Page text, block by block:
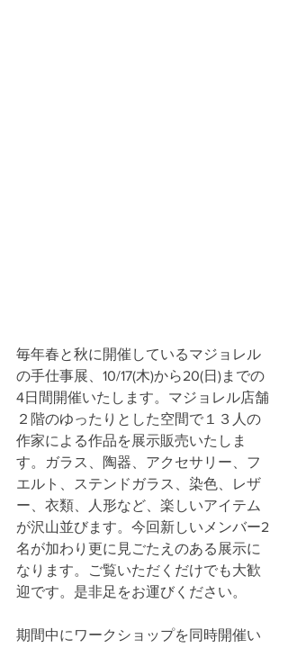
毎年春と秋に開催しているマジョレル
の手仕事展、10/17(木)から20(日)までの
4日間開催いたします。マジョレル店舗
２階のゆったりとした空間で１３人の
作家による作品を展示販売いたしま
す。ガラス、陶器、アクセサリー、フ
エルト、ステンドガラス、染色、レザ
ー、衣類、人形など、楽しいアイテム
が沢山並びます。今回新しいメンバー2
名が加わり更に見ごたえのある展示に
なります。ご覧いただくだけでも大歓
迎です。是非足をお運びください。
期間中にワークショップを同時開催い